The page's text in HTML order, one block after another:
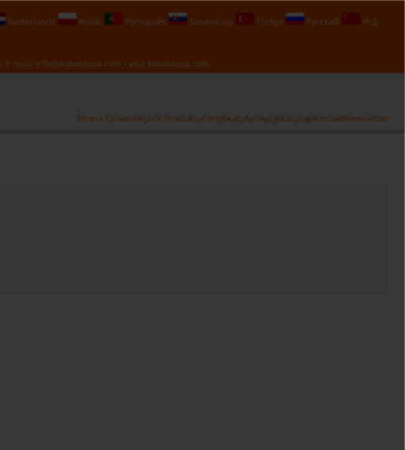
Nederlands Polski Português Slovenčina Türkçe Русский
中文
• E-mail: info@koboldusa.com • visit koboldusa.com
Strona GlównaWybór Produktu CertyfikatyAplikacjeKatalogi KontaktNewsletter